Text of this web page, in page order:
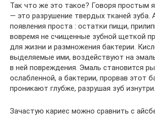
Так что же это такое? Говоря простым
— это разрушение твердых тканей зуба.
появления проста : остатки пищи,
вовремя не счищенные зубной щеткой
для жизни и размножения бактерии.
выделяемые ими, воздействуют на
в ней повреждения. Эмаль становится
ослабленной, а бактерии, прорвав этот
проникают глубже, разрушая зуб изнутри.
Зачастую кариес можно сравнить с